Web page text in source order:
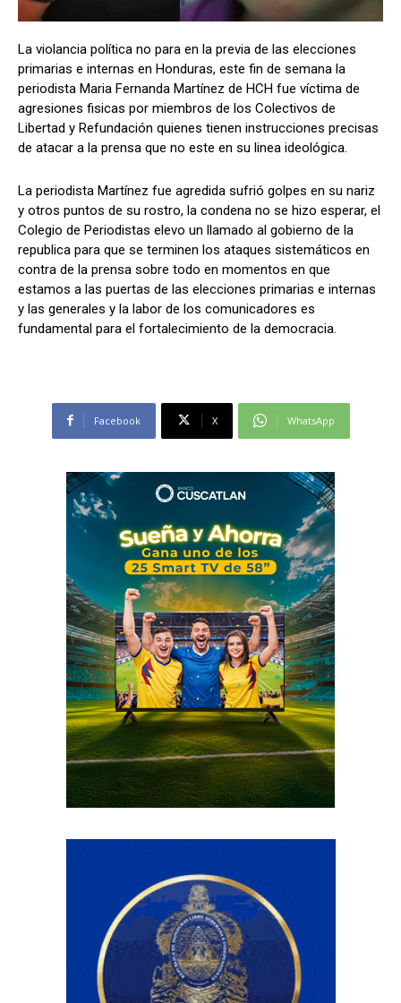
Comparta
Síganos
Comparta
Síganos
La violancia política no para en la previa de las elecciones
primarias e internas en Honduras, este fin de semana la
periodista Maria Fernanda Martínez de HCH fue víctima de
agresiones fisicas por miembros de los Colectivos de
Libertad y Refundación quienes tienen instrucciones precisas
de atacar a la prensa que no este en su linea ideológica.
La periodista Martínez fue agredida sufrió golpes en su nariz
y otros puntos de su rostro, la condena no se hizo esperar, el
Colegio de Periodistas elevo un llamado al gobierno de la
republica para que se terminen los ataques sistemáticos en
contra de la prensa sobre todo en momentos en que
estamos a las puertas de las elecciones primarias e internas
y las generales y la labor de los comunicadores es
fundamental para el fortalecimiento de la democracia.
Facebook X WhatsApp